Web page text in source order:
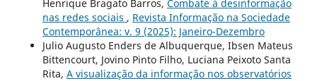
Henrique Bragato Barros, Combate à desinformação
nas redes sociais , Revista Informação na Sociedade
Contemporânea: v. 9 (2025): Janeiro-Dezembro
Julio Augusto Enders de Albuquerque, Ibsen Mateus
Bittencourt, Jovino Pinto Filho, Luciana Peixoto Santa
Rita, A visualização da informação nos observatórios